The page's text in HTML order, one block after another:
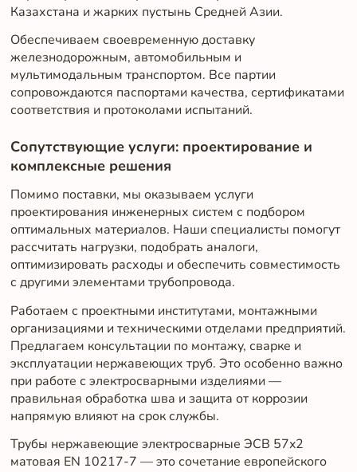
Казахстана и жарких пустынь Средней Азии.
Обеспечиваем своевременную доставку
железнодорожным, автомобильным и
мультимодальным транспортом. Все партии
сопровождаются паспортами качества, сертификатами
соответствия и протоколами испытаний.
Сопутствующие услуги: проектирование и
комплексные решения
Помимо поставки, мы оказываем услуги
проектирования инженерных систем с подбором
оптимальных материалов. Наши специалисты помогут
рассчитать нагрузки, подобрать аналоги,
оптимизировать расходы и обеспечить совместимость
с другими элементами трубопровода.
Работаем с проектными институтами, монтажными
организациями и техническими отделами предприятий.
Предлагаем консультации по монтажу, сварке и
эксплуатации нержавеющих труб. Это особенно важно
при работе с электросварными изделиями —
правильная обработка шва и защита от коррозии
напрямую влияют на срок службы.
Трубы нержавеющие электросварные ЭСВ 57x2
матовая EN 10217-7 — это сочетание европейского